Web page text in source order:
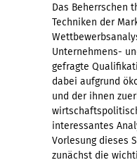
Das Beherrschen
Techniken der
Unternehmens-
gefragte
dabei aufgrund
und der ihnen
interessantes
Vorlesung dieses
zunächst die